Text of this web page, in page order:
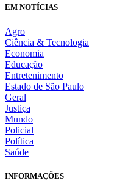
EM NOTÍCIAS
Agro
Ciência & Tecnologia
Economia
Educação
Entretenimento
Estado de São Paulo
Geral
Justiça
Mundo
Policial
Política
Saúde
INFORMAÇÕES